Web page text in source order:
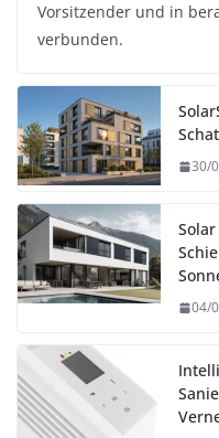
Vorsitzender und in
verbunden.
30/
04/